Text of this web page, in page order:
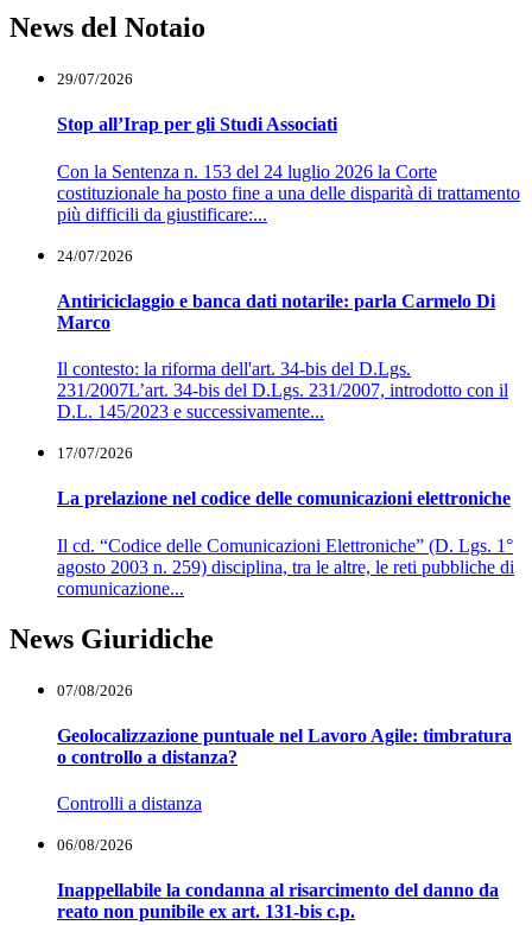
News del Notaio
29/07/2026
Stop all’Irap per gli Studi Associati
Con la Sentenza n. 153 del 24 luglio 2026 la Corte
costituzionale ha posto fine a una delle disparità di trattamento
più difficili da giustificare:...
24/07/2026
Antiriciclaggio e banca dati notarile: parla Carmelo Di
Marco
Il contesto: la riforma dell'art. 34-bis del D.Lgs.
231/2007L’art. 34-bis del D.Lgs. 231/2007, introdotto con il
D.L. 145/2023 e successivamente...
17/07/2026
La prelazione nel codice delle comunicazioni elettroniche
Il cd. “Codice delle Comunicazioni Elettroniche” (D. Lgs. 1°
agosto 2003 n. 259) disciplina, tra le altre, le reti pubbliche di
comunicazione...
News Giuridiche
07/08/2026
Geolocalizzazione puntuale nel Lavoro Agile: timbratura
o controllo a distanza?
Controlli a distanza
06/08/2026
Inappellabile la condanna al risarcimento del danno da
reato non punibile ex art. 131-bis c.p.